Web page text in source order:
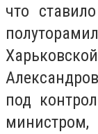
что
под